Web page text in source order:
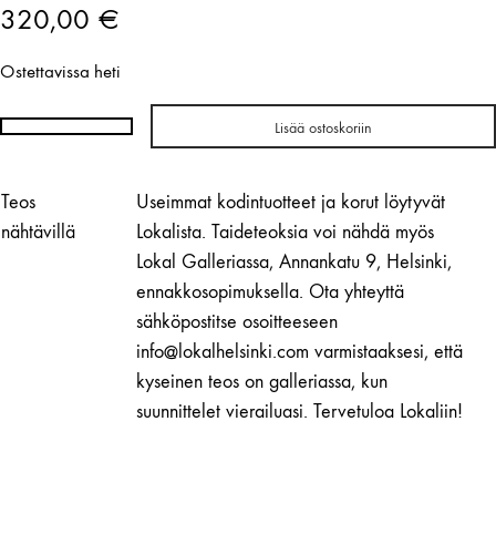
320,00 €
Ostettavissa heti
Paula
|
Kupittaa
Lisää ostoskoriin
Teos
nähtävillä
Useimmat kodintuotteet ja korut löytyvät
Lokalista. Taideteoksia voi nähdä myös
Lokal Galleriassa, Annankatu 9, Helsinki,
ennakkosopimuksella. Ota yhteyttä
sähköpostitse osoitteeseen
info@lokalhelsinki.com varmistaaksesi, että
kyseinen teos on galleriassa, kun
suunnittelet vierailuasi. Tervetuloa Lokaliin!